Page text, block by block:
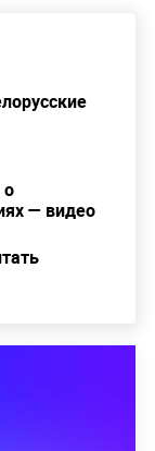
о
— видео